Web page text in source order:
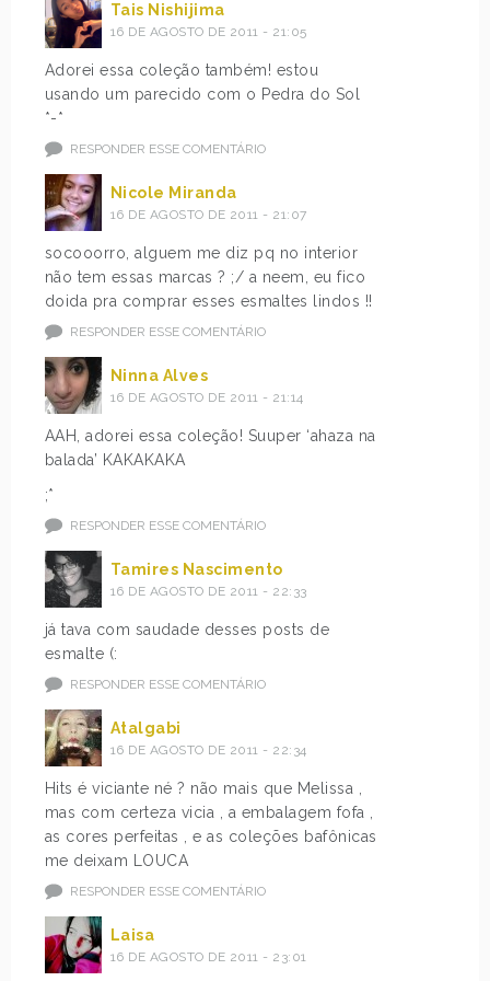
Tais Nishijima
16 DE AGOSTO DE 2011 - 21:05
Adorei essa coleção também! estou
usando um parecido com o Pedra do Sol
*-*
RESPONDER ESSE COMENTÁRIO
Nicole Miranda
16 DE AGOSTO DE 2011 - 21:07
socooorro, alguem me diz pq no interior
não tem essas marcas ? ;/ a neem, eu fico
doida pra comprar esses esmaltes lindos !!
RESPONDER ESSE COMENTÁRIO
Ninna Alves
16 DE AGOSTO DE 2011 - 21:14
AAH, adorei essa coleção! Suuper ‘ahaza na
balada’ KAKAKAKA
;*
RESPONDER ESSE COMENTÁRIO
Tamires Nascimento
16 DE AGOSTO DE 2011 - 22:33
já tava com saudade desses posts de
esmalte (:
RESPONDER ESSE COMENTÁRIO
Atalgabi
16 DE AGOSTO DE 2011 - 22:34
Hits é viciante né ? não mais que Melissa ,
mas com certeza vicia , a embalagem fofa ,
as cores perfeitas , e as coleções bafônicas
me deixam LOUCA
RESPONDER ESSE COMENTÁRIO
Laisa
16 DE AGOSTO DE 2011 - 23:01